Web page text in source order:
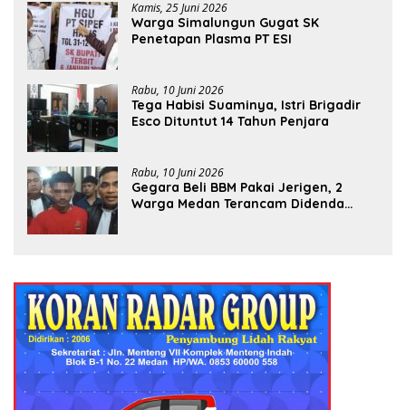
Kamis, 25 Juni 2026
Warga Simalungun Gugat SK
Penetapan Plasma PT ESI
Rabu, 10 Juni 2026
Tega Habisi Suaminya, Istri Brigadir
Esco Dituntut 14 Tahun Penjara
Rabu, 10 Juni 2026
Gegara Beli BBM Pakai Jerigen, 2
Warga Medan Terancam Didenda